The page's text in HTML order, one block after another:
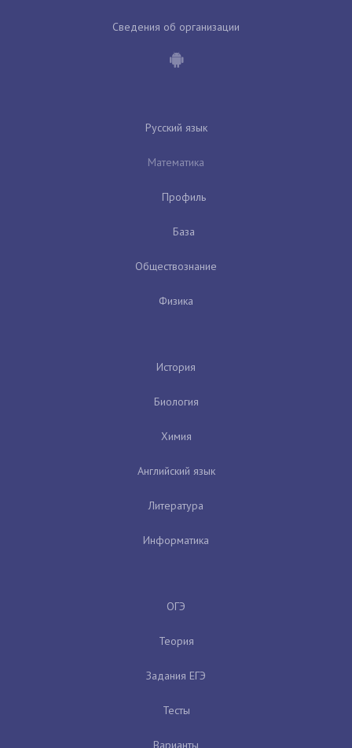
Сведения об организации
Русский язык
Математика
Профиль
База
Обществознание
Физика
История
Биология
Химия
Английский язык
Литература
Информатика
ОГЭ
Теория
Задания ЕГЭ
Тесты
Варианты